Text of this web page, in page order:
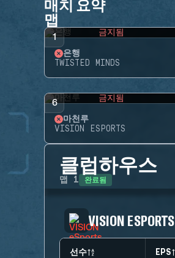
매치 요약
맵
1 금지됨
은행
TWISTED MINDS
6 금지됨
마천루
VISION ESPORTS
클럽하우스
맵 1 완료됨
VISION ESPORTS
선수 EPS